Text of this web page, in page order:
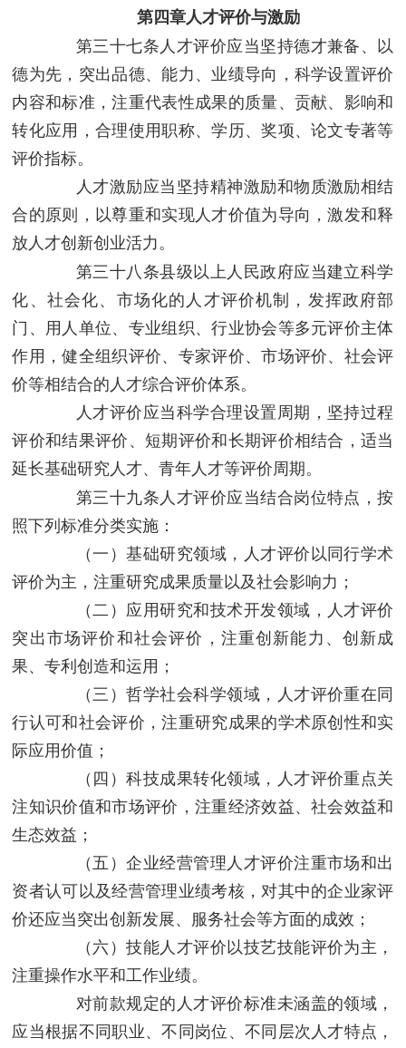
第四章人才评价与激励
第三十七条 人才评价应当坚持德才兼备、以
德为先，突出品德、能力、业绩导向，科学设置评价
内容和标准，注重代表性成果的质量、贡献、影响和
转化应用，合理使用职称、学历、奖项、论文专著等
评价指标。
人才激励应当坚持精神激励和物质激励相结
合的原则，以尊重和实现人才价值为导向，激发和释
放人才创新创业活力。
第三十八条县级以上人民政府应当建立科学
化、社会化、市场化的人才评价机制，发挥政府部
门、用人单位、专业组织、行业协会等多元评价主体
作用，健全组织评价、专家评价、市场评价、社会评
价等相结合的人才综合评价体系。
人才评价应当科学合理设置周期，坚持过程
评价和结果评价、短期评价和长期评价相结合，适当
延长基础研究人才、青年人才等评价周期。
第三十九条 人才评价应当结合岗位特点，按
照下列标准分类实施：
（一）基础研究领域，人才评价以同行学术
评价为主，注重研究成果质量以及社会影响力；
（二）应用研究和技术开发领域，人才评价
突出市场评价和社会评价，注重创新能力、创新成
果、专利创造和运用；
（三）哲学社会科学领域，人才评价重在同
行认可和社会评价，注重研究成果的学术原创性和实
际应用价值；
（四）科技成果转化领域，人才评价重点关
注知识价值和市场评价，注重经济效益、社会效益和
生态效益；
（五）企业经营管理人才评价注重市场和出
资者认可以及经营管理业绩考核，对其中的企业家评
价还应当突出创新发展、服务社会等方面的成效；
（六）技能人才评价以技艺技能评价为主，
注重操作水平和工作业绩。
对前款规定的人才评价标准未涵盖的领域，
应当根据不同职业、不同岗位、不同层次人才特点，